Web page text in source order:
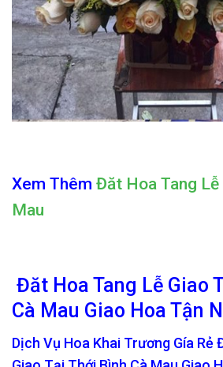
Xem Thêm Đăt Hoa Tang Lễ
Mau
Đăt Hoa Tang Lễ Giao
Cà Mau Giao Hoa Tận
Dịch Vụ Hoa Khai Trương Gía Rẻ